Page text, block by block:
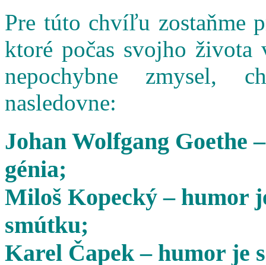
Pre túto chvíľu zostaňme
ktoré počas svojho
nepochybne zmysel,
nasledovne:
Johan Wolfgang Goethe
génia;
Miloš Kopecký – humor
smútku;
Karel Čapek – humor je